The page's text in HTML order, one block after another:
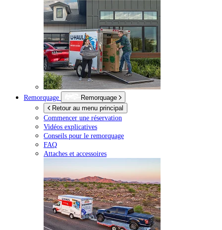
Remorquage
Remorquage
Retour au menu principal
Commencer une réservation
Vidéos explicatives
Conseils pour le remorquage
FAQ
Attaches et accessoires